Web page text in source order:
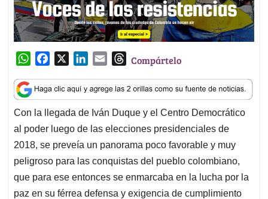
W
a
t
s
A
p
p
c
e
b
o
o
k
n
k
e
d
I
n
a
i
l
T
r
e
a
d
s
Compártelo
Con la llegada de Iván Duque y el Centro Democrático
al poder luego de las elecciones presidenciales de
2018, se preveía un panorama poco favorable y muy
peligroso para las conquistas del pueblo colombiano,
que para ese entonces se enmarcaba en la lucha por la
paz en su férrea defensa y exigencia de cumplimiento